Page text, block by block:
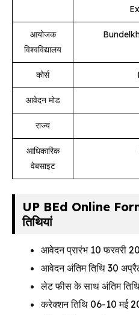
आयोजक
विश्वविद्यालय
कोर्स
आवेदन मोड
राज्य
आधिकारिक
वेबसाइट
UP BEd Online
तिथियां
आवेदन प्रारंभ 10 फरवरी
आवेदन अंतिम तिथि 30
लेट फीस के साथ अंतिम
करेक्शन तिथि 06-10 मई